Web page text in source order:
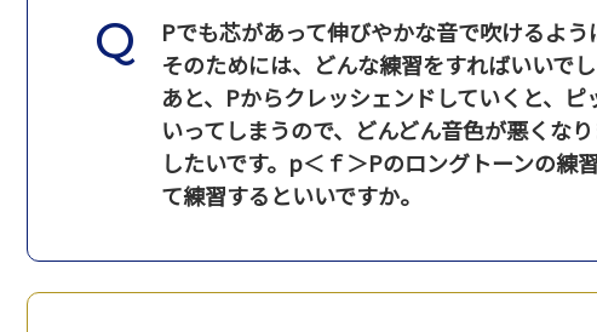
Pでも芯があって伸びやかな音で吹けるよう
そのためには、どんな練習をすればいいでし
あと、Pからクレッシェンドしていくと、
いってしまうので、どんどん音色が悪くな
したいです。p＜ｆ＞Pのロングトーンの練
て練習するといいですか。